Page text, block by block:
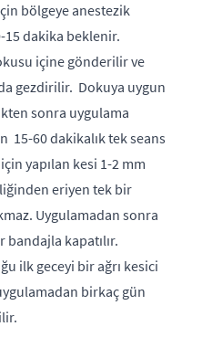
bölgeye anestezik
dakika beklenir.
içine gönderilir ve
gezdirilir. Dokuya uygun
sonra uygulama
15-60 dakikalık tek seans
yapılan kesi 1-2 mm
eriyen tek bir
Uygulamadan sonra
kapatılır.
ilk geceyi bir ağrı kesici
birkaç gün